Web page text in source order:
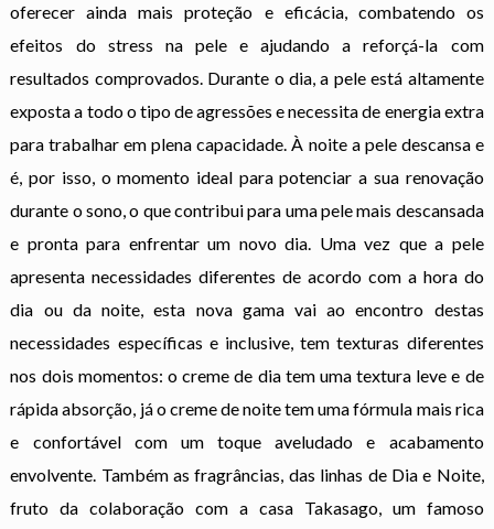
oferecer ainda mais proteção e eficácia, combatendo os
efeitos do stress na pele e ajudando a reforçá-la com
resultados comprovados. Durante o dia, a pele está altamente
exposta a todo o tipo de agressões e necessita de energia extra
para trabalhar em plena capacidade. À noite a pele descansa e
é, por isso, o momento ideal para potenciar a sua renovação
durante o sono, o que contribui para uma pele mais descansada
e pronta para enfrentar um novo dia. Uma vez que a pele
apresenta necessidades diferentes de acordo com a hora do
dia ou da noite, esta nova gama vai ao encontro destas
necessidades específicas e inclusive, tem texturas diferentes
nos dois momentos: o creme de dia tem uma textura leve e de
rápida absorção, já o creme de noite tem uma fórmula mais rica
e confortável com um toque aveludado e acabamento
envolvente. Também as fragrâncias, das linhas de Dia e Noite,
fruto da colaboração com a casa Takasago, um famoso